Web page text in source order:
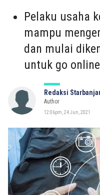
Pelaku usaha
mampu
dan mulai
untuk go
Redaksi
Author
12:06pm, 24 Jun, 2021